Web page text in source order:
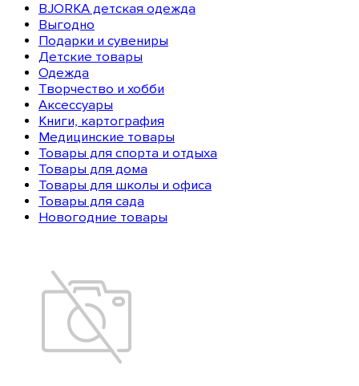
BJORKA детская одежда
Выгодно
Подарки и сувениры
Детские товары
Одежда
Творчество и хобби
Аксессуары
Книги, картография
Медицинские товары
Товары для спорта и отдыха
Товары для дома
Товары для школы и офиса
Товары для сада
Новогодние товары